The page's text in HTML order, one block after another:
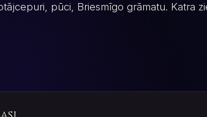
pūci, Briesmīgo grāmatu. Katra